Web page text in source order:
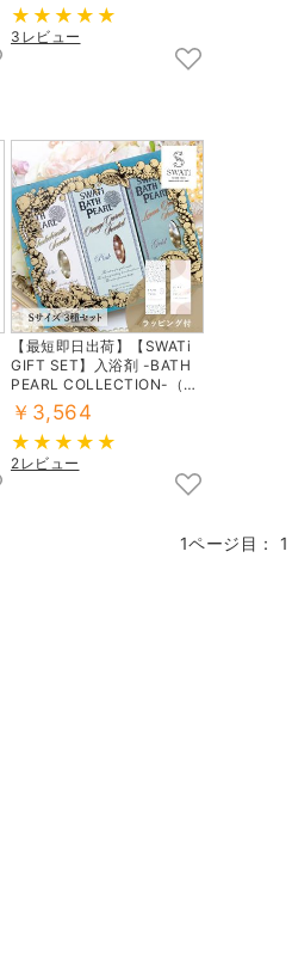
3レビュー
【最短即日出荷】【SWATi
GIFT SET】入浴剤 -BATH
PEARL COLLECTION-（S
サイズ3種セット）
￥3,564
2レビュー
1ページ目：